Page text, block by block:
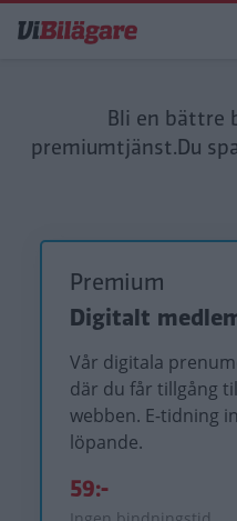
till
Bli en bättre
premiumtjänst.Du
Premium
Digitalt
Vår digitala
där du får tillgång
webben. E-tidning
löpande.
59:-